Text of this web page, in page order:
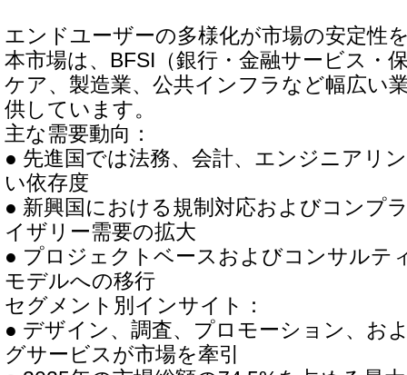
エンドユーザーの多様化が市場の安定性
本市場は、BFSI（銀行・金融サービス・
ケア、製造業、公共インフラなど幅広い
供しています。
主な需要動向：
● 先進国では法務、会計、エンジニアリ
い依存度
● 新興国における規制対応およびコンプ
イザリー需要の拡大
● プロジェクトベースおよびコンサルテ
モデルへの移行
セグメント別インサイト：
● デザイン、調査、プロモーション、お
グサービスが市場を牽引